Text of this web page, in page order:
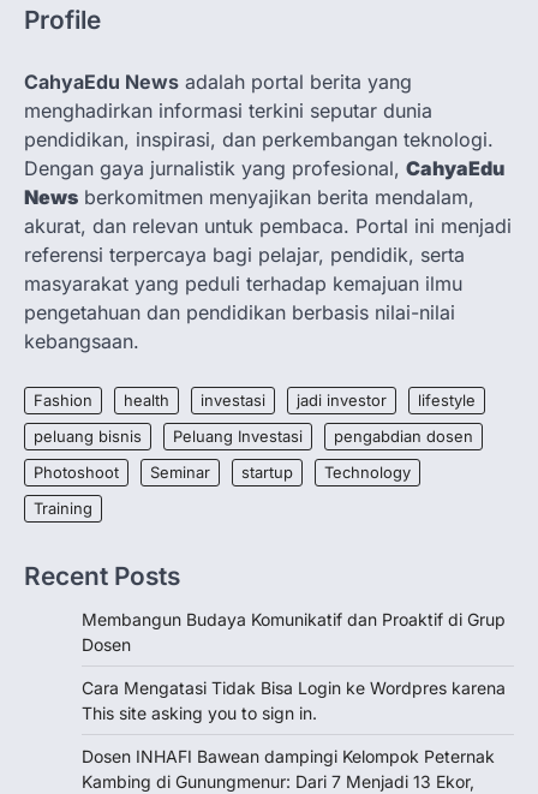
1
dan Proaktif di Grup Dosen
admin May 16, 2026
Oleh: Muwafiqus Shobri, M.Pd.I Dosen
Fakultas Tarbiyah INHAFI Bawean Di era
digital saat ini, komunikasi…
2
ARTIKEL POPULER NEWS
SCIENCE
TRENDS
Cara Mengatasi Tidak Bisa Login
ke Wordpres karena This site
admin October 30, 2025
Pernahkan anda tidak bisa login
WordPress dengan notif “This site asking
you to sign in”?…
Gunungmenur: Dari 7 Menjadi 13
Ekonomi Umat
admin October 29, 2025
Bawean (29 Okt 2025) — Dalam semangat
pengabdian kepada masyarakat, Nurul
Huda, M.Pd.I, dosen Program…
Profile
CahyaEdu News adalah portal berita yang
menghadirkan informasi terkini seputar dunia
pendidikan, inspirasi, dan perkembangan teknologi.
Dengan gaya jurnalistik yang profesional, CahyaEdu
News berkomitmen menyajikan berita mendalam,
akurat, dan relevan untuk pembaca. Portal ini menjadi
referensi terpercaya bagi pelajar, pendidik, serta
masyarakat yang peduli terhadap kemajuan ilmu
pengetahuan dan pendidikan berbasis nilai-nilai
kebangsaan.
Fashion health investasi jadi investor
lifestyle
peluang bisnis
Peluang Investasi
pengabdian dosen
Photoshoot
Seminar startup
Technology
Training
Recent Posts
Membangun Budaya Komunikatif dan Proaktif di Grup
Dosen
Cara Mengatasi Tidak Bisa Login ke Wordpres karena
This site asking you to sign in.
Dosen INHAFI Bawean dampingi Kelompok Peternak
Kambing di Gunungmenur: Dari 7 Menjadi 13 Ekor,